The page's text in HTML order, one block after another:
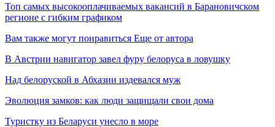
Топ самых высокооплачиваемых вакансий в Барановичском
регионе с гибким графиком
Вам также могут понравиться Еще от автора
В Австрии навигатор завел фуру белоруса в ловушку
Над белоруской в Абхазии издевался муж
Эволюция замков: как люди защищали свои дома
Туристку из Беларуси унесло в море